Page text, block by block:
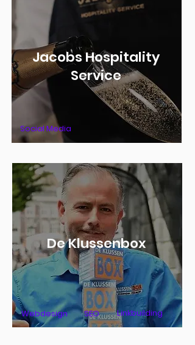
Jacobs Hospitality
Service
Social Media
De Klussenbox
SEO Linkbuilding
Webdesign